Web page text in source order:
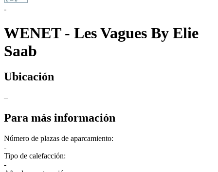
-
WENET - Les Vagues By Elie
Saab
Ubicación
–
Para más información
Número de plazas de aparcamiento:
-
Tipo de calefacción:
-